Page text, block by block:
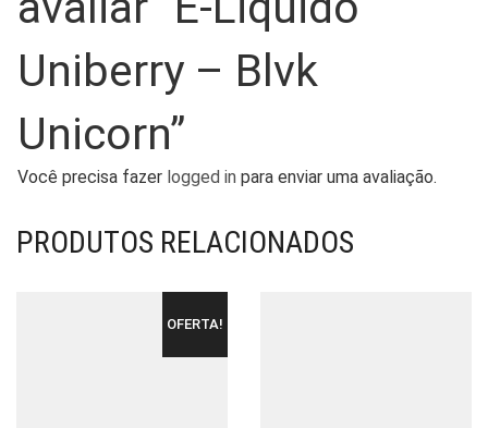
Uniberry – Blvk
Unicorn”
Você precisa fazer logged in para enviar uma avaliação.
PRODUTOS RELACIONADOS
OFERTA!